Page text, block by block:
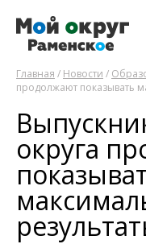
Главная / Новости /
продолжают показывать
округа